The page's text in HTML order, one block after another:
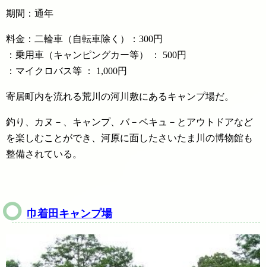
期間：通年
料金：二輪車（自転車除く）：300円
：乗用車（キャンピングカー等） ： 500円
：マイクロバス等 ： 1,000円
寄居町内を流れる荒川の河川敷にあるキャンプ場だ。
釣り、カヌ－、キャンプ、バ－ベキュ－とアウトドアなど
を楽しむことができ、河原に面したさいたま川の博物館も
整備されている。
巾着田キャンプ場